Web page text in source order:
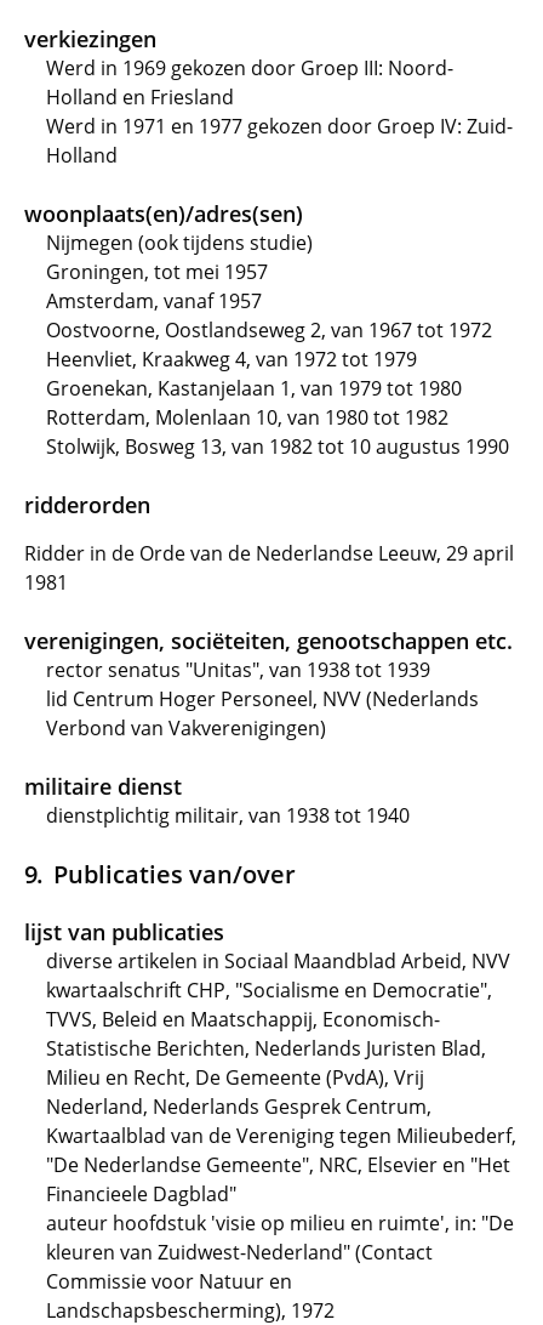
verkiezingen
Werd in 1969 gekozen door Groep III: Noord-
Holland en Friesland
Werd in 1971 en 1977 gekozen door Groep IV: Zuid-
Holland
woonplaats(en)/adres(sen)
Nijmegen (ook tijdens studie)
Groningen, tot mei 1957
Amsterdam, vanaf 1957
Oostvoorne, Oostlandseweg 2, van 1967 tot 1972
Heenvliet, Kraakweg 4, van 1972 tot 1979
Groenekan, Kastanjelaan 1, van 1979 tot 1980
Rotterdam, Molenlaan 10, van 1980 tot 1982
Stolwijk, Bosweg 13, van 1982 tot 10 augustus 1990
ridderorden
Ridder in de Orde van de Nederlandse Leeuw, 29 april
1981
verenigingen, sociëteiten, genootschappen etc.
rector senatus "Unitas", van 1938 tot 1939
lid Centrum Hoger Personeel, NVV (Nederlands
Verbond van Vakverenigingen)
militaire dienst
dienstplichtig militair, van 1938 tot 1940
Publicaties van/over
lijst van publicaties
diverse artikelen in Sociaal Maandblad Arbeid, NVV
kwartaalschrift CHP, "Socialisme en Democratie",
TVVS, Beleid en Maatschappij, Economisch-
Statistische Berichten, Nederlands Juristen Blad,
Milieu en Recht, De Gemeente (PvdA), Vrij
Nederland, Nederlands Gesprek Centrum,
Kwartaalblad van de Vereniging tegen Milieubederf,
"De Nederlandse Gemeente", NRC, Elsevier en "Het
Financieele Dagblad"
auteur hoofdstuk 'visie op milieu en ruimte', in: "De
kleuren van Zuidwest-Nederland" (Contact
Commissie voor Natuur en
Landschapsbescherming), 1972